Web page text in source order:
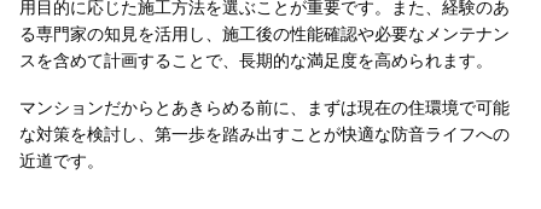
用目的に応じた施工方法を選ぶことが重要です。また、経験のあ
る専門家の知見を活用し、施工後の性能確認や必要なメンテナン
スを含めて計画することで、長期的な満足度を高められます。
マンションだからとあきらめる前に、まずは現在の住環境で可能
な対策を検討し、第一歩を踏み出すことが快適な防音ライフへの
近道です。